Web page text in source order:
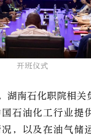
开班仪式
湖南石化职院相关
石油化工行业提
，以及在油气储